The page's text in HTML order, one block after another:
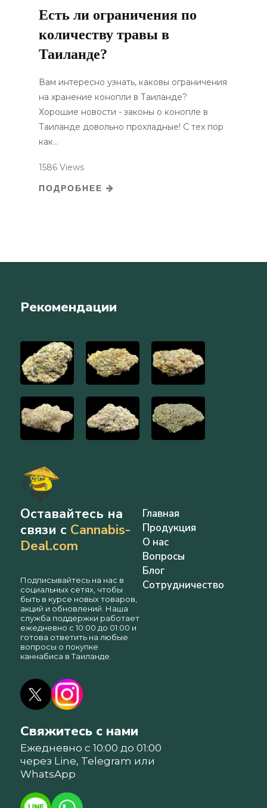
Есть ли ограничения по
количеству травы в
Таиланде?
Вам интересно узнать, каковы ограничения
на хранение конопли в Таиланде?
Хорошие новости - законы о конопле в
Таиланде довольно прохладные! С тех пор
как...
1586 Views
ПОДРОБНЕЕ
Оставайтесь на
связи с Cannabis-
Deal.com
Подписывайтесь на нас в
социальных сетях, чтобы
быть в курсе новых товаров,
акций и обновлений. Наша
служба поддержки работает
ежедневно с 10:00 до 01:00 и
готова ответить на любые
вопросы о покупке
каннабиса в Таиланде.
Главная
Продукция
О нас
Вопросы
Блог
Сотрудничество
Свяжитесь с нами
Ежедневно с 10:00 до 01:00
через Line, Telegram или
WhatsApp
Рекомендации